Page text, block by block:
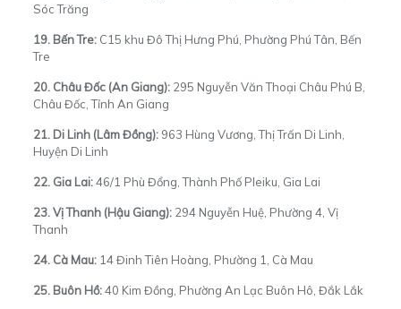
Sóc Trăng
19. Bến Tre: C15 khu Đô Thị Hưng Phú, Phường Phú Tân, Bến
Tre
20. Châu Đốc (An Giang): 295 Nguyễn Văn Thoại Châu Phú B,
Châu Đốc, Tỉnh An Giang
21. Di Linh (Lâm Đồng): 963 Hùng Vương, Thị Trấn Di Linh,
Huyện Di Linh
22. Gia Lai:46/1 Phù Đổng, Thành Phố Pleiku, Gia Lai
23. Vị Thanh (Hậu Giang): 294 Nguyễn Huệ, Phường 4, Vị
Thanh
24. Cà Mau: 14 Đinh Tiên Hoàng, Phường 1, Cà Mau
25. Buôn Hồ:40 Kim Đồng, Phường An Lạc Buôn Hô, Đắk Lắk